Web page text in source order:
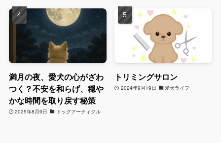
満月の夜、愛犬の心がざわ
つく？不安を和らげ、穏や
かな時間を取り戻す秘策
2025年8月9日 ドッグアーティクル
トリミングサロン
2024年9月19日 愛犬ライフ